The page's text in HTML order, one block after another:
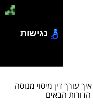
עורך דין מיסוי מנוסה
הבאים
נגישות